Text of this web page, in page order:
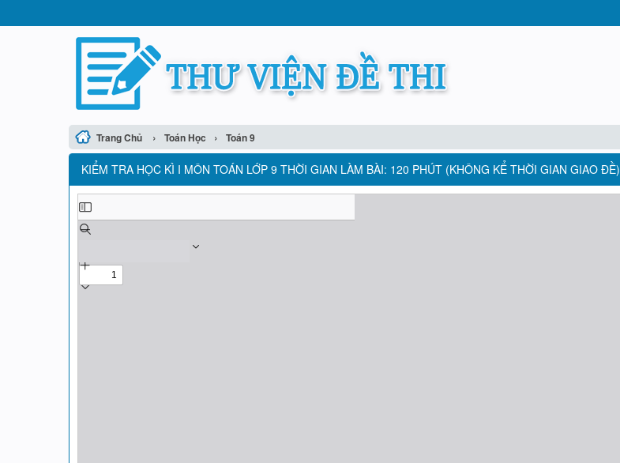
Trang Chủ › Toán Học › Toán 9
KIỂM TRA HỌC KÌ I MÔN TOÁN LỚP 9 THỜI GIAN LÀM BÀI: 120 PHÚT (KHÔNG KỂ THỜI GIAN GIAO ĐỀ)